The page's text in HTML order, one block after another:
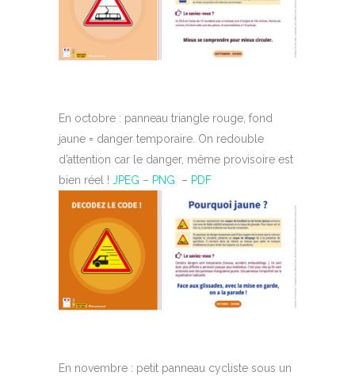
En octobre : panneau triangle rouge, fond
jaune = danger temporaire. On redouble
d’attention car le danger, même provisoire est
bien réel ! JPEG – PNG – PDF
En novembre : petit panneau cycliste sous un